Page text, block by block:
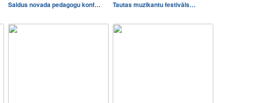
Saldus novada pedagogu konf… Tautas muzikantu festivāls…